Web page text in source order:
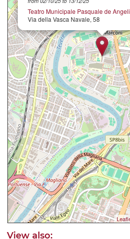
Teatro Municipale Pasquale de
Via della Vasca Navale, 58